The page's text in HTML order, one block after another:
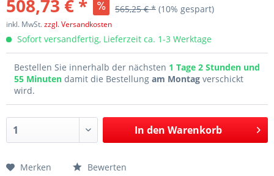
508,73 € * 565,25 € * (10% gespart)
inkl. MwSt.zzgl. Versandkosten
Sofort versandfertig, Lieferzeit ca. 1-3 Werktage
Bestellen Sie innerhalb der nächsten 1 Tage 2 Stunden und
55 Minuten damit die Bestellung am Montag verschickt
wird.
In den Warenkorb
Merken Bewerten